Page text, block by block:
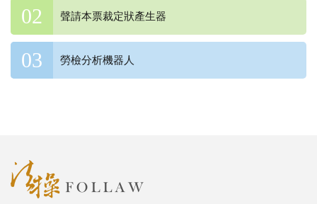
聲請本票裁定狀產生器
勞檢分析機器人